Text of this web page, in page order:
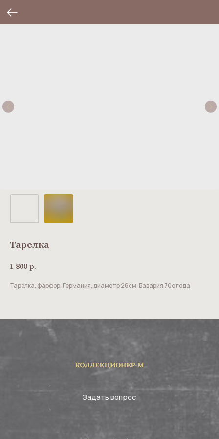
Тарелка
1 800р.
Тарелка, фарфор, Германия, диаметр 26см, Бавария 70е года.
Задать вопрос